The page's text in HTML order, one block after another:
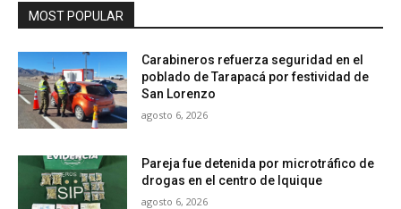
MOST POPULAR
Carabineros refuerza seguridad en el
poblado de Tarapacá por festividad de
San Lorenzo
agosto 6, 2026
Pareja fue detenida por microtráfico de
drogas en el centro de Iquique
agosto 6, 2026